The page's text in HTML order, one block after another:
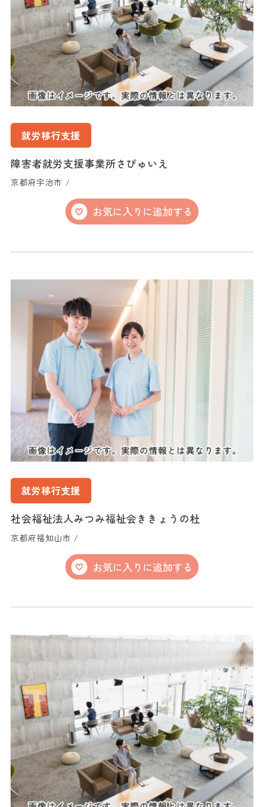
就労移行支援
障害者就労支援事業所さぴゅいえ
京都府宇治市 /
お気に入りに追加する
就労移行支援
社会福祉法人みつみ福祉会ききょうの杜
京都府福知山市 /
お気に入りに追加する